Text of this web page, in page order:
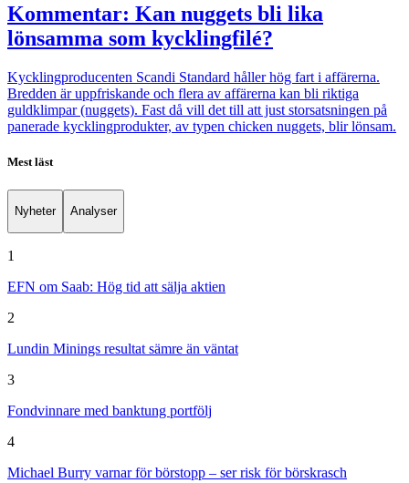
Kommentar: Kan nuggets bli lika
lönsamma som kycklingfilé?
Kycklingproducenten Scandi Standard håller hög fart i affärerna.
Bredden är uppfriskande och flera av affärerna kan bli riktiga
guldklimpar (nuggets). Fast då vill det till att just storsatsningen på
panerade kycklingprodukter, av typen chicken nuggets, blir lönsam.
Mest läst
Nyheter Analyser
1
EFN om Saab: Hög tid att sälja aktien
2
Lundin Minings resultat sämre än väntat
3
Fondvinnare med banktung portfölj
4
Michael Burry varnar för börstopp – ser risk för börskrasch